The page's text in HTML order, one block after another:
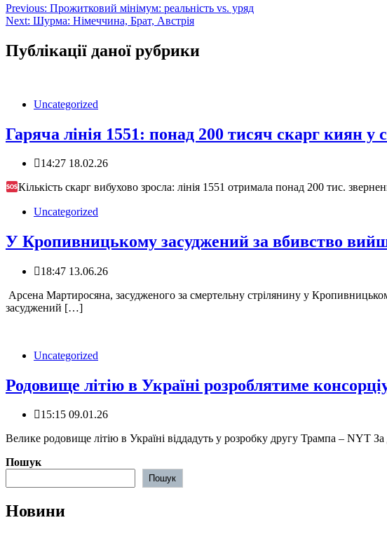
Навігація
записів
Previous: Прожитковий мінімум: реальність vs. уряд
Next: Шурма: Німеччина, Брат, Австрія
Публікації даної рубрики
Uncategorized
Гаряча лінія 1551: понад 200 тисяч скарг киян у
14:27 18.02.26
Кількість скарг вибухово зросла: лінія 1551 отримала понад 200 тис.
Uncategorized
У Кропивницькому засуджений за вбивство
18:47 13.06.26
Арсена Мартиросяна, засудженого за смертельну стрілянину у
засуджений […]
Uncategorized
Родовище літію в Україні розроблятиме
15:15 09.01.26
️Велике родовище літію в Україні віддадуть у розробку другу Трампа – NYT
Пошук
Пошук
Новини